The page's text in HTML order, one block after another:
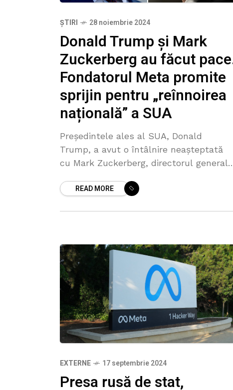
ȘTIRI 28 noiembrie 2024
Donald Trump și Mark
Zuckerberg au făcut
Fondatorul Meta promite
sprijin pentru „reînnoirea
națională” a SUA
Președintele ales al SUA, Donald
Trump, a avut o întâlnire neașteptată
cu Mark Zuckerberg, directorul general
Aceasta marchează o schimbare
READ MORE
EXTERNE 17 septembrie 2024
Presa rusă de stat,